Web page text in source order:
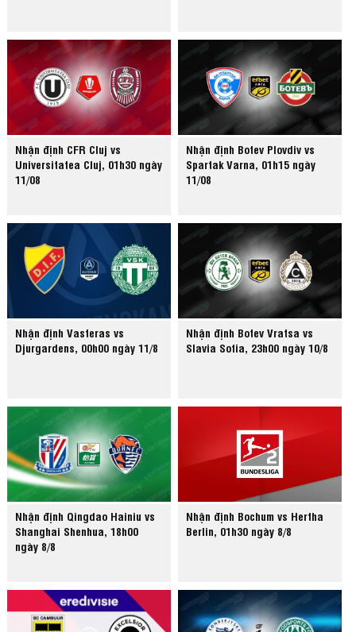
Nhận định CFR Cluj vs
Universitatea Cluj, 01h30 ngày
11/08
Nhận định Botev Plovdiv vs
Spartak Varna, 01h15 ngày
11/08
Nhận định Vasteras vs
Djurgardens, 00h00 ngày 11/8
Nhận định Botev Vratsa vs
Slavia Sofia, 23h00 ngày 10/8
Nhận định Qingdao Hainiu vs
Shanghai Shenhua, 18h00
ngày 8/8
Nhận định Bochum vs Hertha
Berlin, 01h30 ngày 8/8